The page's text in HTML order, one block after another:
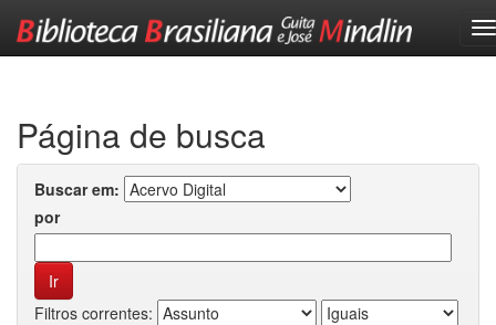
Página de busca
Buscar em:
por
Filtros correntes: